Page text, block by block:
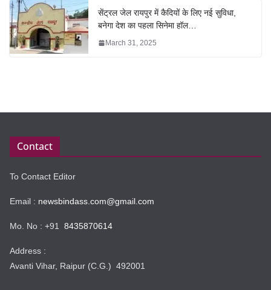
सेंट्रल जेल रायपुर में कैदियों के लिए नई सुविधा,
बनेगा देश का पहला सिनेमा हॉल…
March 31, 2025
Contact
To Contact Editor
Email : newsbindass.com@gmail.com
Mo. No : +91 8435870614
Address :
Avanti Vihar, Raipur (C.G.) 492001